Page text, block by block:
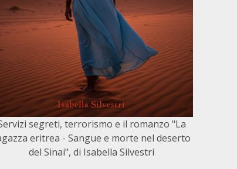
segreti, terrorismo e il romanzo "La
eritrea - Sangue e morte nel deserto
del Sinai", di Isabella Silvestri